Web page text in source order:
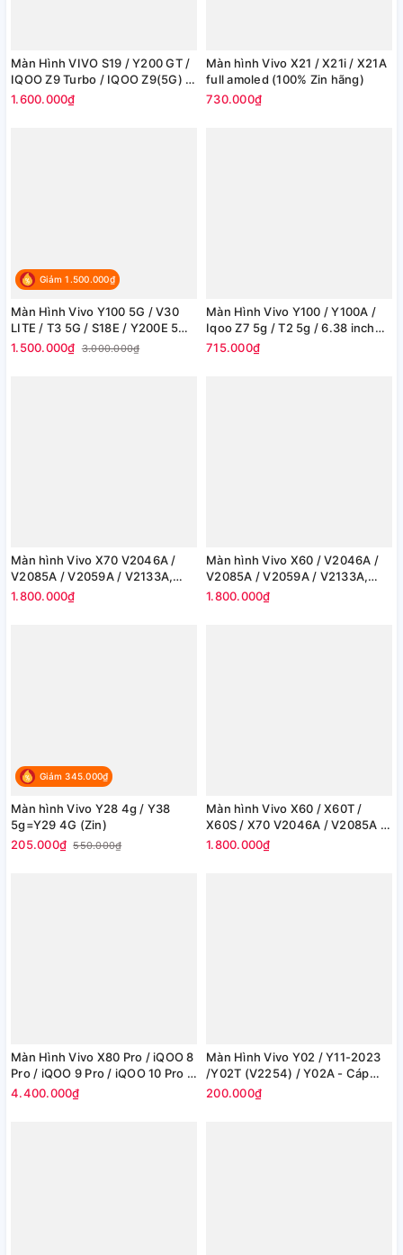
Màn Hình VIVO S19 / Y200 GT /
IQOO Z9 Turbo / IQOO Z9(5G) -
(100% chính hãng)
1.600.000₫
Màn hình Vivo X21 / X21i / X21A
full amoled (100% Zin hãng)
730.000₫
Giảm 1.500.000₫
Màn Hình Vivo Y100 5G / V30
LITE / T3 5G / S18E / Y200E 5G /
V40SE 5G / V30SE / IQOO Z9
1.500.000₫ 3.000.000₫
Màn Hình Vivo Y100 / Y100A /
Iqoo Z7 5g / T2 5g / 6.38 inch
full amoled (Zin)
715.000₫
Màn hình Vivo X70 V2046A /
V2085A / V2059A / V2133A,
V2104 (100% Chính Hãng)
1.800.000₫
Màn hình Vivo X60 / V2046A /
V2085A / V2059A / V2133A,
V2104 (100% Chính Hãng)
1.800.000₫
Giảm 345.000₫
Màn hình Vivo Y28 4g / Y38
5g=Y29 4G (Zin)
205.000₫ 550.000₫
Màn hình Vivo X60 / X60T /
X60S / X70 V2046A / V2085A /
V2059A / V2133A, V2104 (100%
1.800.000₫
Màn Hình Vivo X80 Pro / iQOO 8
Pro / iQOO 9 Pro / iQOO 10 Pro -
Cong (100% Chính Hãng)
4.400.000₫
Màn Hình Vivo Y02 / Y11-2023
/Y02T (V2254) / Y02A - Cáp
Vàng (Zin)
200.000₫